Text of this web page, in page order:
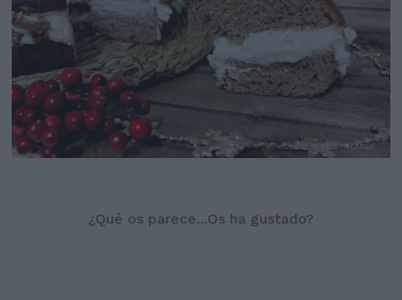
¿Qué os parece...Os ha gustado?